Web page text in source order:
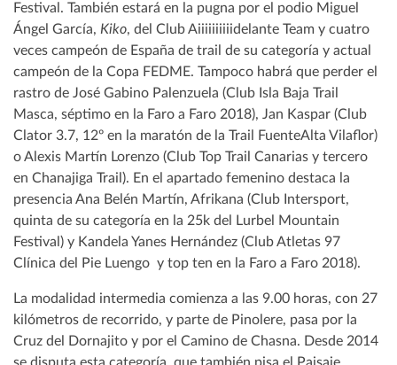
Festival. También estará en la pugna por el podio Miguel
Ángel García, Kiko, del Club Aiiiiiiiiiidelante Team y cuatro
veces campeón de España de trail de su categoría y actual
campeón de la Copa FEDME. Tampoco habrá que perder el
rastro de José Gabino Palenzuela (Club Isla Baja Trail
Masca, séptimo en la Faro a Faro 2018), Jan Kaspar (Club
Clator 3.7, 12º en la maratón de la Trail FuenteAlta Vilaflor)
o Alexis Martín Lorenzo (Club Top Trail Canarias y tercero
en Chanajiga Trail). En el apartado femenino destaca la
presencia Ana Belén Martín, Afrikana (Club Intersport,
quinta de su categoría en la 25k del Lurbel Mountain
Festival) y Kandela Yanes Hernández (Club Atletas 97
Clínica del Pie Luengo y top ten en la Faro a Faro 2018).
La modalidad intermedia comienza a las 9.00 horas, con 27
kilómetros de recorrido, y parte de Pinolere, pasa por la
Cruz del Dornajito y por el Camino de Chasna. Desde 2014